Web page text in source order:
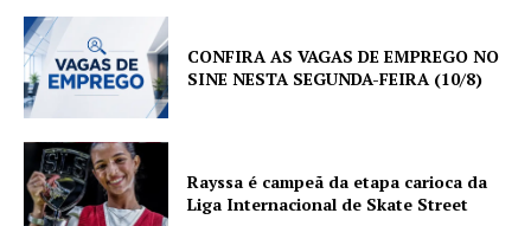
CONFIRA AS VAGAS DE EMPREGO NO
SINE NESTA SEGUNDA-FEIRA (10/8)
Rayssa é campeã da etapa carioca da
Liga Internacional de Skate Street